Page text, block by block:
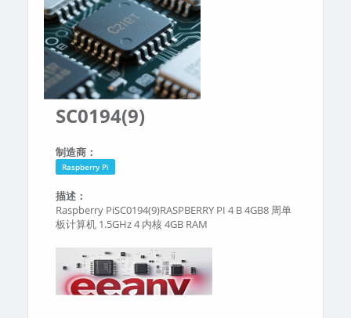
SC0194(9)
制造商：
Raspberry Pi
描述：
Raspberry PiSC0194(9)RASPBERRY PI 4 B 4GB8 周单
板计算机 1.5GHz 4 内核 4GB RAM